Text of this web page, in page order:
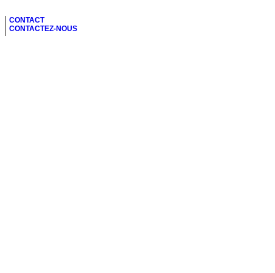
CONTACT
CONTACTEZ-NOUS